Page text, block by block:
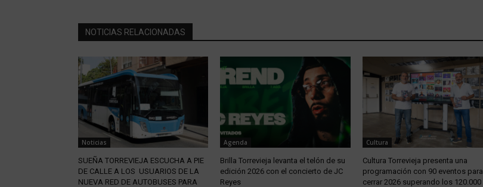
NOTICIAS RELACIONADAS
Noticias
SUEÑA TORREVIEJA ESCUCHA A PIE
DE CALLE A LOS USUARIOS DE LA
NUEVA RED DE AUTOBUSES PARA
Agenda
Brilla Torrevieja levanta el telón de su
edición 2026 con el concierto de JC
Reyes
Cultura
Cultura Torrevieja presenta una
programación con 90 eventos para
cerrar 2026 superando los 120.000